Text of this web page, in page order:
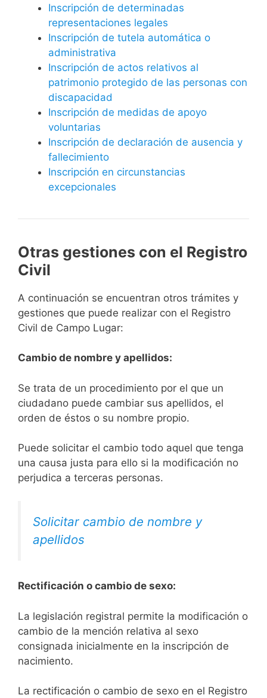
Inscripción de determinadas
representaciones legales
Inscripción de tutela automática o
administrativa
Inscripción de actos relativos al
patrimonio protegido de las personas con
discapacidad
Inscripción de medidas de apoyo
voluntarias
Inscripción de declaración de ausencia y
fallecimiento
Inscripción en circunstancias
excepcionales
Otras gestiones con el Registro
Civil
A continuación se encuentran otros trámites y
gestiones que puede realizar con el Registro
Civil de Campo Lugar:
Cambio de nombre y apellidos:
Se trata de un procedimiento por el que un
ciudadano puede cambiar sus apellidos, el
orden de éstos o su nombre propio.
Puede solicitar el cambio todo aquel que tenga
una causa justa para ello si la modificación no
perjudica a terceras personas.
Solicitar cambio de nombre y
apellidos
Rectificación o cambio de sexo:
La legislación registral permite la modificación o
cambio de la mención relativa al sexo
consignada inicialmente en la inscripción de
nacimiento.
La rectificación o cambio de sexo en el Registro